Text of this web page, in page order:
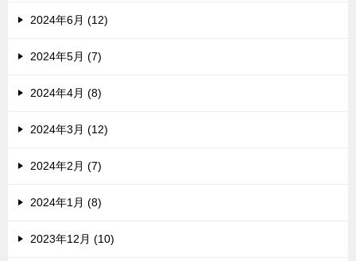
2024年6月 (12)
2024年5月 (7)
2024年4月 (8)
2024年3月 (12)
2024年2月 (7)
2024年1月 (8)
2023年12月 (10)